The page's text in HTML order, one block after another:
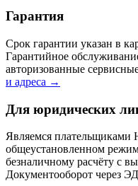
Гарантия
Срок гарантии указан в
Гарантийное
авторизованные
и адреса →
Для юридических
Являемся плательщиками
общеустановленном
безналичному расчёту с
Документооборот через